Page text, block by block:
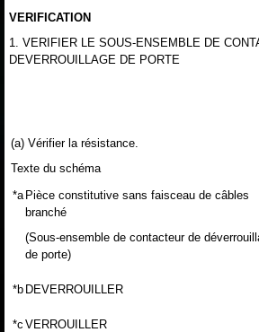
VERIFICATION
1. VERIFIER LE SOUS-ENSEMBLE DE
DEVERROUILLAGE DE PORTE
(a) Vérifier la résistance.
Texte du schéma
*a Pièce constitutive sans faisceau de câbles
branché
(Sous-ensemble de contacteur de
de porte)
*b DEVERROUILLER
*c VERROUILLER